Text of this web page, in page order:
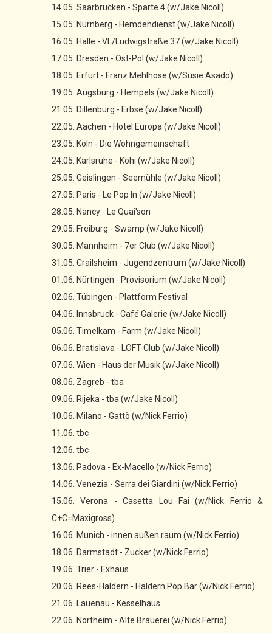
14.05. Saarbrücken - Sparte 4 (w/Jake Nicoll)
15.05. Nürnberg - Hemdendienst (w/Jake Nicoll)
16.05. Halle - VL/Ludwigstraße 37 (w/Jake Nicoll)
17.05. Dresden - Ost-Pol (w/Jake Nicoll)
18.05. Erfurt - Franz Mehlhose (w/Susie Asado)
19.05. Augsburg - Hempels (w/Jake Nicoll)
21.05. Dillenburg - Erbse (w/Jake Nicoll)
22.05. Aachen - Hotel Europa (w/Jake Nicoll)
23.05. Köln - Die Wohngemeinschaft
24.05. Karlsruhe - Kohi (w/Jake Nicoll)
25.05. Geislingen - Seemühle (w/Jake Nicoll)
27.05. Paris - Le Pop In (w/Jake Nicoll)
28.05. Nancy - Le Quai'son
29.05. Freiburg - Swamp (w/Jake Nicoll)
30.05. Mannheim - 7er Club (w/Jake Nicoll)
31.05. Crailsheim - Jugendzentrum (w/Jake Nicoll)
01.06. Nürtingen - Provisorium (w/Jake Nicoll)
02.06. Tübingen - Plattform Festival
04.06. Innsbruck - Café Galerie (w/Jake Nicoll)
05.06. Timelkam - Farm (w/Jake Nicoll)
06.06. Bratislava - LOFT Club (w/Jake Nicoll)
07.06. Wien - Haus der Musik (w/Jake Nicoll)
08.06. Zagreb - tba
09.06. Rijeka - tba (w/Jake Nicoll)
10.06. Milano - Gattò (w/Nick Ferrio)
11.06. tbc
12.06. tbc
13.06. Padova - Ex-Macello (w/Nick Ferrio)
14.06. Venezia - Serra dei Giardini (w/Nick Ferrio)
15.06. Verona - Casetta Lou Fai (w/Nick Ferrio &
C+C=Maxigross)
16.06. Munich - innen.außen.raum (w/Nick Ferrio)
18.06. Darmstadt - Zucker (w/Nick Ferrio)
19.06. Trier - Exhaus
20.06. Rees-Haldern - Haldern Pop Bar (w/Nick Ferrio)
21.06. Lauenau - Kesselhaus
22.06. Northeim - Alte Brauerei (w/Nick Ferrio)